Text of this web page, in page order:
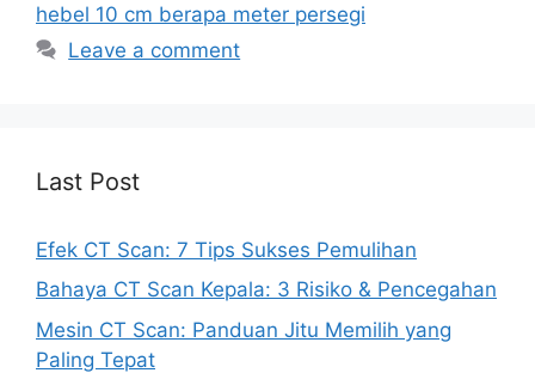
hebel 10 cm berapa meter persegi
Leave a comment
Last Post
Efek CT Scan: 7 Tips Sukses Pemulihan
Bahaya CT Scan Kepala: 3 Risiko & Pencegahan
Mesin CT Scan: Panduan Jitu Memilih yang
Paling Tepat